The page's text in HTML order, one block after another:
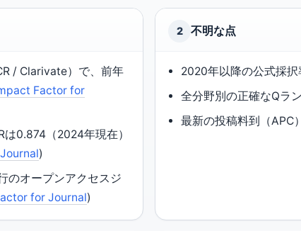
/ Clarivate）で、前年
Factor for
0.874（2024年現在）
)
のオープンアクセスジ
for Journal)
2 不明な点
2020年以降の公式採
全分野別の正確なQラ
最新の投稿料到（APC